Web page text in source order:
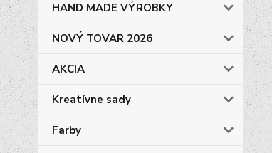
HAND MADE VÝROBKY
NOVÝ TOVAR 2026
AKCIA
Kreatívne sady
Farby